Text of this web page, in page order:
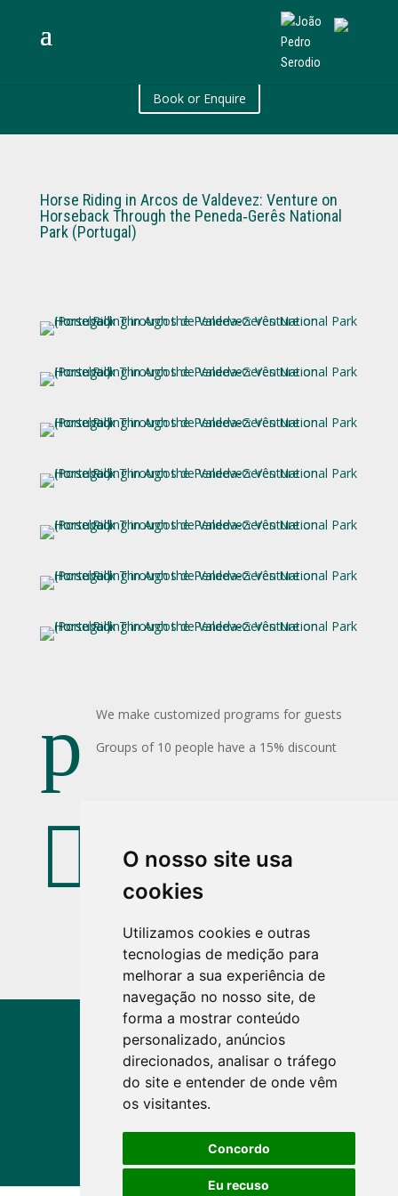
O nosso site usa
cookies
Utilizamos cookies e outras
tecnologias de medição para
melhorar a sua experiência de
navegação no nosso site, de
forma a mostrar conteúdo
personalizado, anúncios
direcionados, analisar o tráfego
do site e entender de onde vêm
os visitantes.
Concordo
Eu recuso
Book or Enquire
Horse Riding in Arcos de Valdevez: Venture on
Horseback Through the Peneda‑Gerês National
Park (Portugal)
p
We make customized programs for guests
Groups of 10 people have a 15% discount

See more activities